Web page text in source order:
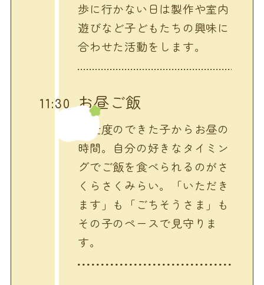
歩に行かない日は製作や室内
遊びなど子どもたちの興味に
合わせた活動をします。
11:30 お昼ご飯
お仕度のできた子からお昼の
時間。自分の好きなタイミン
グでご飯を食べられるのがさ
くらさくみらい。「いただき
ます」も「ごちそうさま」も
その子のペースで見守りま
す。